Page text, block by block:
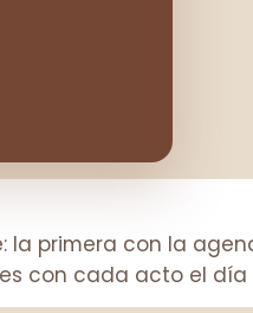
la primera con la
con cada acto el día